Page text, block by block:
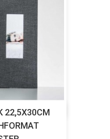
22,5X30CM